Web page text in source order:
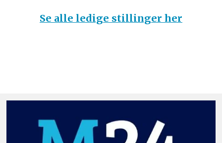
Se alle ledige stillinger her